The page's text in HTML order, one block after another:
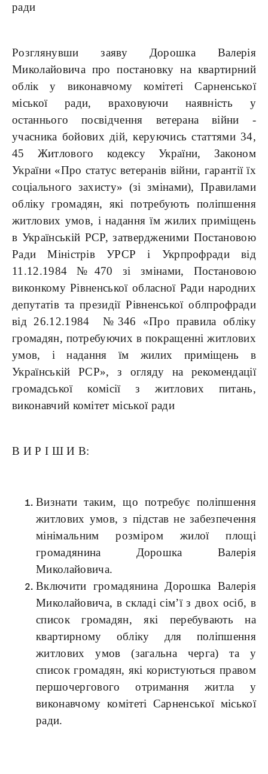
ради
Розглянувши заяву Дорошка Валерія
Миколайовича про постановку на квартирний
облік у виконавчому комітеті Сарненської
міської ради, враховуючи наявність у
останнього посвідчення ветерана війни -
учасника бойових дій, керуючись статтями 34,
45 Житлового кодексу України, Законом
України «Про статус ветеранів війни, гарантії їх
соціального захисту» (зі змінами), Правилами
обліку громадян, які потребують поліпшення
житлових умов, і надання їм жилих приміщень
в Українській РСР, затвердженими Постановою
Ради Міністрів УРСР і Укрпрофради від
11.12.1984 №470 зі змінами, Постановою
виконкому Рівненської обласної Ради народних
депутатів та президії Рівненської облпрофради
від 26.12.1984 №346 «Про правила обліку
громадян, потребуючих в покращенні житлових
умов, і надання їм жилих приміщень в
Українській РСР», з огляду на рекомендації
громадської комісії з житлових питань,
виконавчий комітет міської ради
В И Р І Ш И В:
Визнати таким, що потребує поліпшення
житлових умов, з підстав не забезпечення
мінімальним розміром жилої площі
громадянина Дорошка Валерія
Миколайовича.
Включити громадянина Дорошка Валерія
Миколайовича, в складі сім’ї з двох осіб, в
список громадян, які перебувають на
квартирному обліку для поліпшення
житлових умов (загальна черга) та у
список громадян, які користуються правом
першочергового отримання житла у
виконавчому комітеті Сарненської міської
ради.